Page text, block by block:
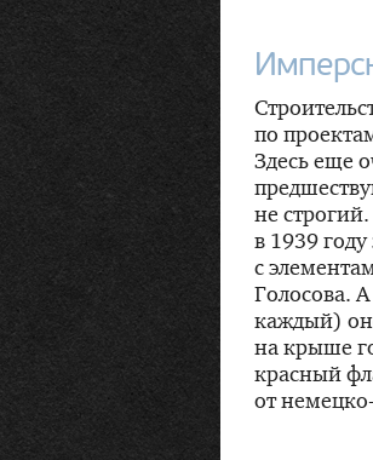
по
Здесь еще
не
в 1939
с
Голосова.
каждый)
на крыше
красный
от